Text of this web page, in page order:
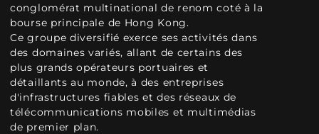
conglomérat multinational de renom coté à la
bourse principale de Hong Kong.
Ce groupe diversifié exerce ses activités dans
des domaines variés, allant de certains des
plus grands opérateurs portuaires et
détaillants au monde, à des entreprises
d'infrastructures fiables et des réseaux de
télécommunications mobiles et multimédias
de premier plan.